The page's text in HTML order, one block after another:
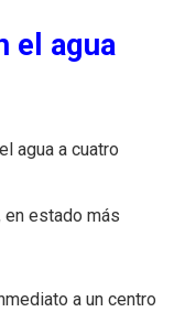
el agua
agua a cuatro
en estado más
a un centro